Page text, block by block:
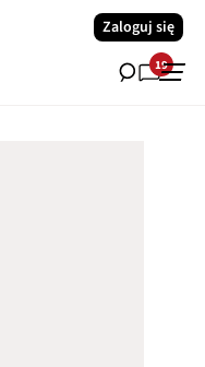
Zaloguj się
19